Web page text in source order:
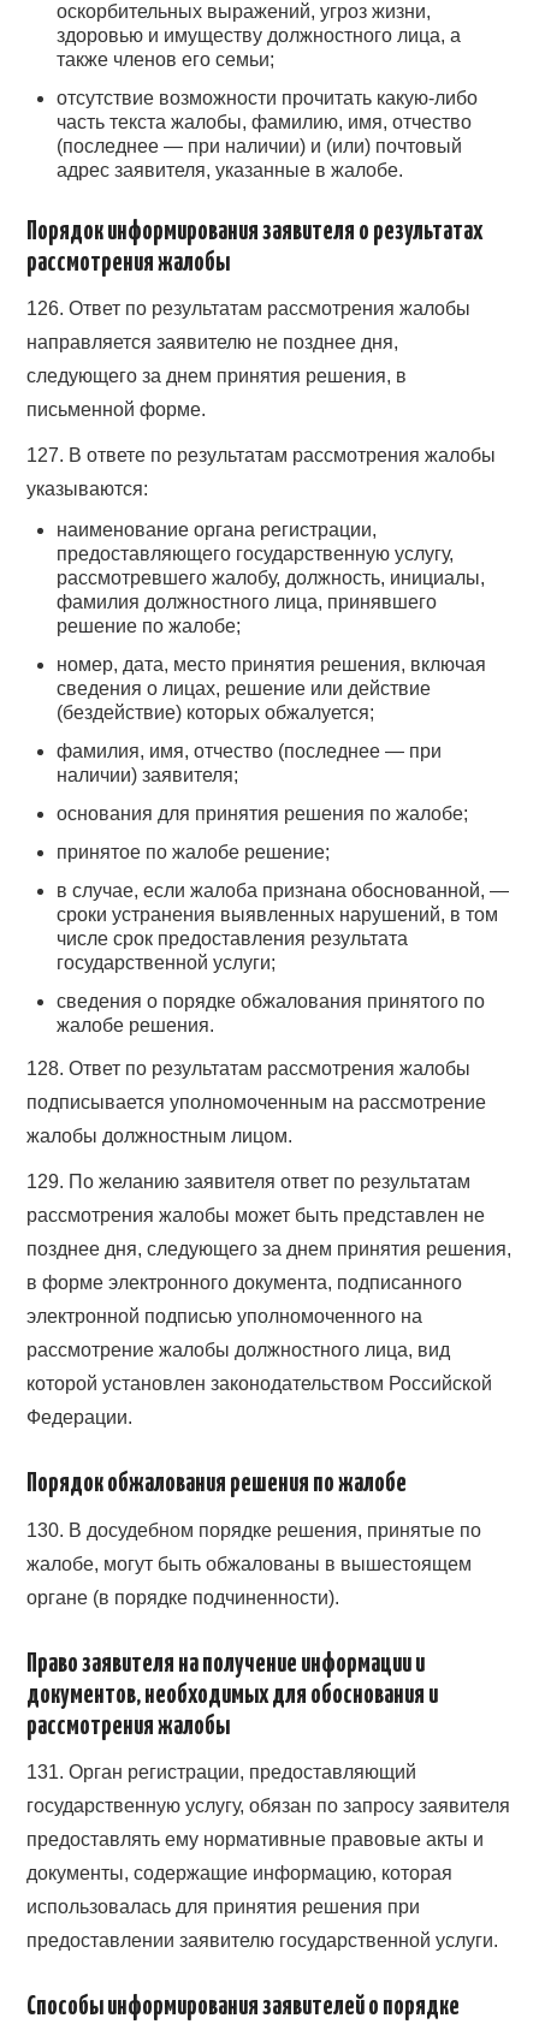
оскорбительных выражений, угроз жизни,
здоровью и имуществу должностного лица, а
также членов его семьи;
отсутствие возможности прочитать какую-либо
часть текста жалобы, фамилию, имя, отчество
(последнее — при наличии) и (или) почтовый
адрес заявителя, указанные в жалобе.
Порядок информирования заявителя о результатах
рассмотрения жалобы
126. Ответ по результатам рассмотрения жалобы
направляется заявителю не позднее дня,
следующего за днем принятия решения, в
письменной форме.
127. В ответе по результатам рассмотрения жалобы
указываются:
наименование органа регистрации,
предоставляющего государственную услугу,
рассмотревшего жалобу, должность, инициалы,
фамилия должностного лица, принявшего
решение по жалобе;
номер, дата, место принятия решения, включая
сведения о лицах, решение или действие
(бездействие) которых обжалуется;
фамилия, имя, отчество (последнее — при
наличии) заявителя;
основания для принятия решения по жалобе;
принятое по жалобе решение;
в случае, если жалоба признана обоснованной, —
сроки устранения выявленных нарушений, в том
числе срок предоставления результата
государственной услуги;
сведения о порядке обжалования принятого по
жалобе решения.
128. Ответ по результатам рассмотрения жалобы
подписывается уполномоченным на рассмотрение
жалобы должностным лицом.
129. По желанию заявителя ответ по результатам
рассмотрения жалобы может быть представлен не
позднее дня, следующего за днем принятия решения,
в форме электронного документа, подписанного
электронной подписью уполномоченного на
рассмотрение жалобы должностного лица, вид
которой установлен законодательством Российской
Федерации.
Порядок обжалования решения по жалобе
130. В досудебном порядке решения, принятые по
жалобе, могут быть обжалованы в вышестоящем
органе (в порядке подчиненности).
Право заявителя на получение информации и
документов, необходимых для обоснования и
рассмотрения жалобы
131. Орган регистрации, предоставляющий
государственную услугу, обязан по запросу заявителя
предоставлять ему нормативные правовые акты и
документы, содержащие информацию, которая
использовалась для принятия решения при
предоставлении заявителю государственной услуги.
Способы информирования заявителей о порядке